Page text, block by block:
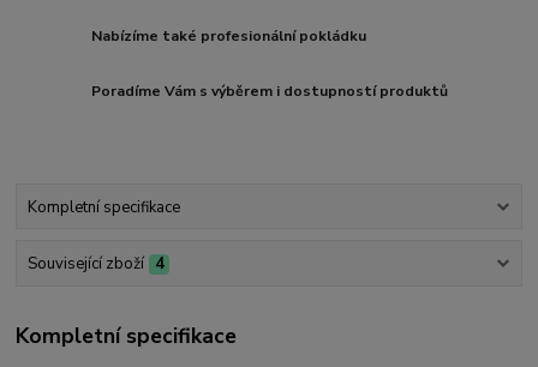
Nabízíme také profesionální pokládku
Poradíme Vám s výběrem i dostupností produktů
Kompletní specifikace
Související zboží 4
Kompletní specifikace